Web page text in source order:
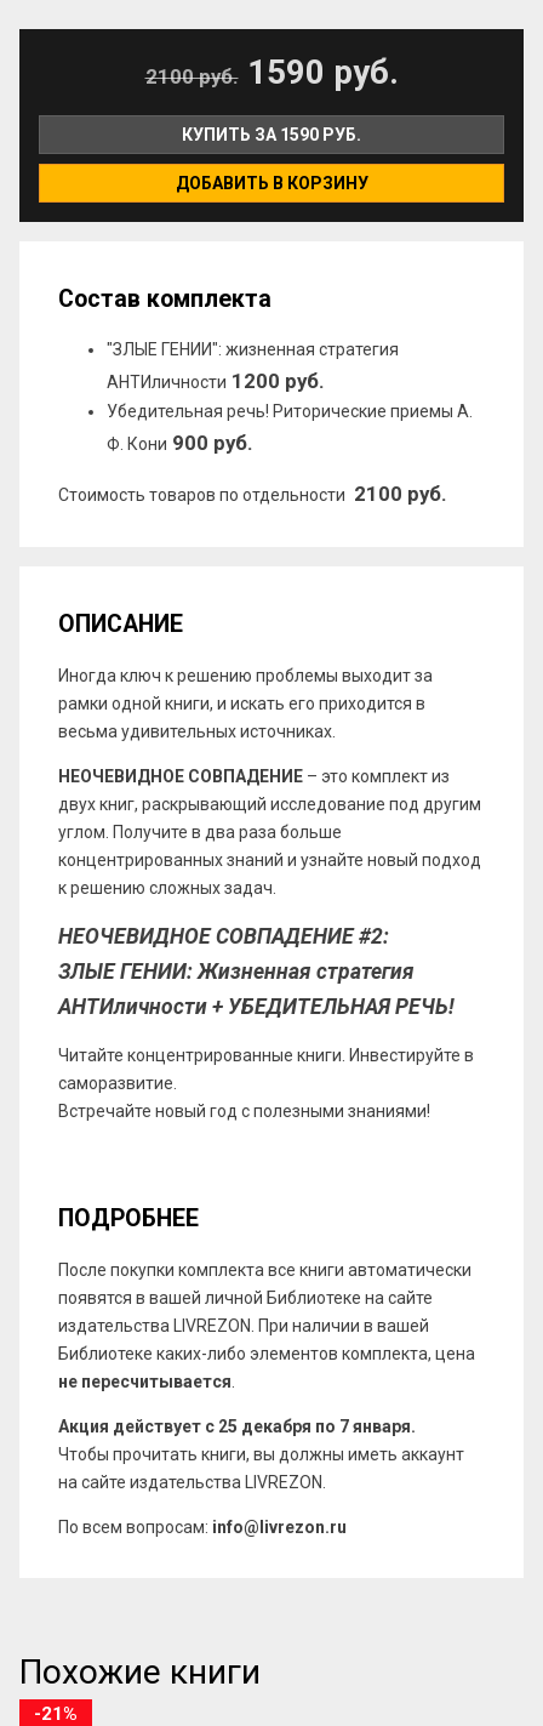
2100 руб.1590 руб.
КУПИТЬ ЗА 1590 РУБ.
ДОБАВИТЬ В КОРЗИНУ
Состав комплекта
"ЗЛЫЕ ГЕНИИ": жизненная стратегия
АНТИличности 1200 руб.
Убедительная речь! Риторические приемы А.
Ф. Кони 900 руб.
Стоимость товаров по отдельности 2100 руб.
ОПИСАНИЕ
Иногда ключ к решению проблемы выходит за
рамки одной книги, и искать его приходится в
весьма удивительных источниках.
НЕОЧЕВИДНОЕ СОВПАДЕНИЕ – это комплект из
двух книг, раскрывающий исследование под другим
углом. Получите в два раза больше
концентрированных знаний и узнайте новый подход
к решению сложных задач.
НЕОЧЕВИДНОЕ СОВПАДЕНИЕ #2:
ЗЛЫЕ ГЕНИИ: Жизненная стратегия
АНТИличности + УБЕДИТЕЛЬНАЯ РЕЧЬ!
Читайте концентрированные книги. Инвестируйте в
саморазвитие.
Встречайте новый год с полезными знаниями!
ПОДРОБНЕЕ
После покупки комплекта все книги автоматически
появятся в вашей личной Библиотеке на сайте
издательства LIVREZON. При наличии в вашей
Библиотеке каких-либо элементов комплекта, цена
не пересчитывается
Акция действует с 25 декабря по 7 января.
Чтобы прочитать книги, вы должны иметь аккаунт
на сайте издательства LIVREZON.
По всем вопросам: info@livrezon.ru
Похожие книги
-21%